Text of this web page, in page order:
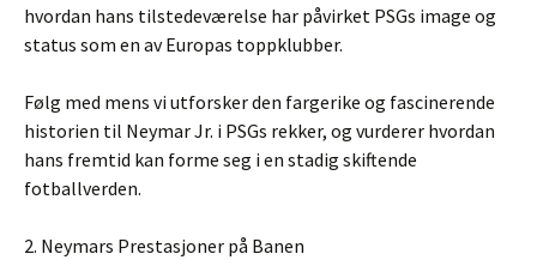
hvordan hans tilstedeværelse har påvirket PSGs image og
status som en av Europas toppklubber.
Følg med mens vi utforsker den fargerike og fascinerende
historien til Neymar Jr. i PSGs rekker, og vurderer hvordan
hans fremtid kan forme seg i en stadig skiftende
fotballverden.
2. Neymars Prestasjoner på Banen